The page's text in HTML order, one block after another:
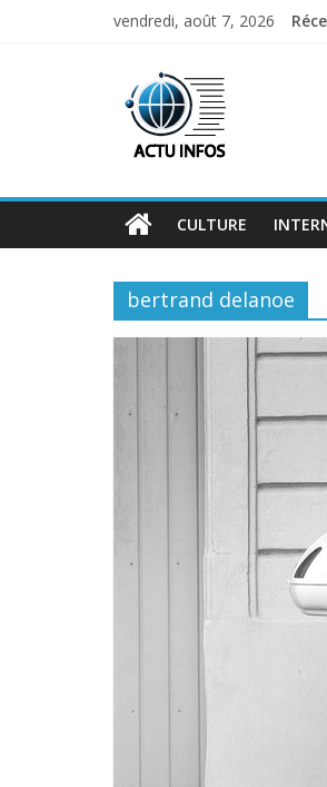
vendredi, août 7, 2026
ActuInfos
l'actu,
des
infos
:
CULTURE
bertrand delanoe